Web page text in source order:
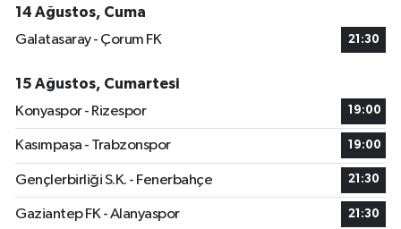
14 Ağustos, Cuma
Galatasaray - Çorum FK
21:30
15 Ağustos, Cumartesi
Konyaspor - Rizespor
19:00
Kasımpaşa - Trabzonspor 19:00
Gençlerbirliği S.K. - Fenerbahçe 21:30
Gaziantep FK - Alanyaspor 21:30